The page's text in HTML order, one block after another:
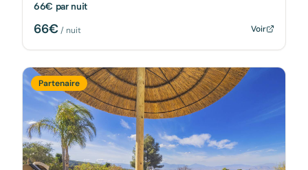
66€ par nuit
66€/ nuit Voir
Partenaire